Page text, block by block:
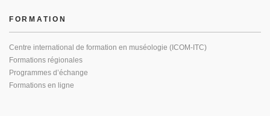
FORMATION
Centre international de formation en muséologie (ICOM-ITC)
Formations régionales
Programmes d’échange
Formations en ligne